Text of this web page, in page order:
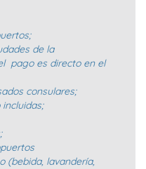
de la
pago es directo en el
consulares;
(bebida, lavandería,